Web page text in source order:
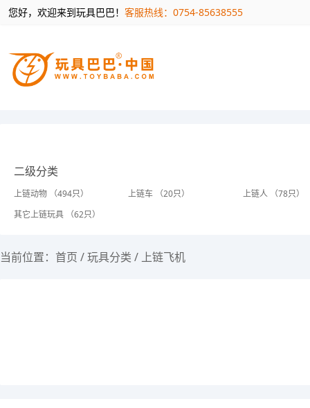
您好，欢迎来到玩具巴巴！ 客服热线：0754-85638555
二级分类
上链动物 （494只） 上链车 （20只）
上链人 （78只）
其它上链玩具 （62只）
当前位置： 首页 /玩具分类 / 上链飞机